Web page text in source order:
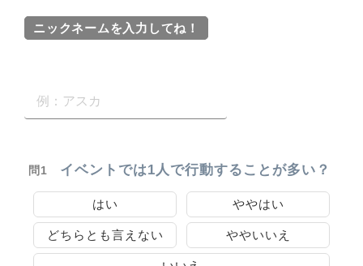
ニックネームを入力してね！
問1 イベントでは1人で行動することが多い？
はい ややはい
どちらとも言えない ややいいえ